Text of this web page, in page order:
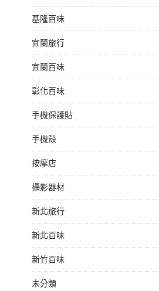
基隆百味
宜蘭旅行
宜蘭百味
彰化百味
手機保護貼
手機殼
按摩店
攝影器材
新北旅行
新北百味
新竹百味
未分類